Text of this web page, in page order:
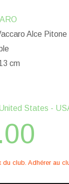
Alce
cm
States -
​​du club. Adhérer au